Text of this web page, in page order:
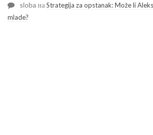
sloba наStrategija za opstanak: Može li
mlade?